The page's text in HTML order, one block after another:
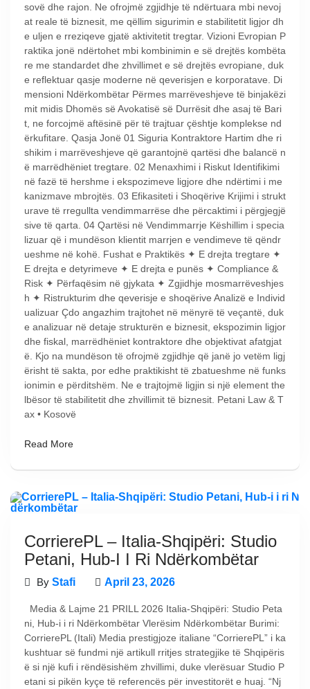
sovë dhe rajon. Ne ofrojmë zgjidhje të ndërtuara mbi nevoj
at reale të biznesit, me qëllim sigurimin e stabilitetit ligjor dh
e uljen e rreziqeve gjatë aktivitetit tregtar. Vizioni Evropian P
raktika jonë ndërtohet mbi kombinimin e së drejtës kombëta
re me standardet dhe zhvillimet e së drejtës evropiane, duk
e reflektuar qasje moderne në qeverisjen e korporatave. Di
mensioni Ndërkombëtar Përmes marrëveshjeve të binjakëzi
mit midis Dhomës së Avokatisë së Durrësit dhe asaj të Bari
t, ne forcojmë aftësinë për të trajtuar çështje komplekse nd
ërkufitare. Qasja Jonë 01 Siguria Kontraktore Hartim dhe ri
shikim i marrëveshjeve që garantojnë qartësi dhe balancë n
ë marrëdhëniet tregtare. 02 Menaxhimi i Riskut Identifikimi
në fazë të hershme i ekspozimeve ligjore dhe ndërtimi i me
kanizmave mbrojtës. 03 Efikasiteti i Shoqërive Krijimi i strukt
urave të rregullta vendimmarrëse dhe përcaktimi i përgjegjë
sive të qarta. 04 Qartësi në Vendimmarrje Këshillim i specia
lizuar që i mundëson klientit marrjen e vendimeve të qëndr
ueshme në kohë. Fushat e Praktikës ✦ E drejta tregtare ✦
E drejta e detyrimeve ✦ E drejta e punës ✦ Compliance &
Risk ✦ Përfaqësim në gjykata ✦ Zgjidhje mosmarrëveshjes
h ✦ Ristrukturim dhe qeverisje e shoqërive Analizë e Individ
ualizuar Çdo angazhim trajtohet në mënyrë të veçantë, duk
e analizuar në detaje strukturën e biznesit, ekspozimin ligjor
dhe fiskal, marrëdhëniet kontraktore dhe objektivat afatgjat
ë. Kjo na mundëson të ofrojmë zgjidhje që janë jo vetëm ligj
ërisht të sakta, por edhe praktikisht të zbatueshme në funks
ionimin e përditshëm. Ne e trajtojmë ligjin si një element the
lbësor të stabilitetit dhe zhvillimit të biznesit. Petani Law & T
ax • Kosovë
Read More
CorrierePL – Italia-Shqipëri: Studio
Petani, Hub-I I Ri Ndërkombëtar
By Stafi April 23, 2026
Media & Lajme 21 PRILL 2026 Italia-Shqipëri: Studio Peta
ni, Hub-i i ri Ndërkombëtar Vlerësim Ndërkombëtar Burimi:
CorrierePL (Itali) Media prestigjoze italiane “CorrierePL” i ka
kushtuar së fundmi një artikull rritjes strategjike të Shqipëris
ë si një kufi i rëndësishëm zhvillimi, duke vlerësuar Studio P
etani si pikën kyçe të referencës për investitorët e huaj. “Nj